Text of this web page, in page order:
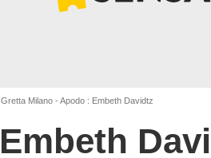
Gretta Milano - Apodo : Embeth Davidtz
Embeth